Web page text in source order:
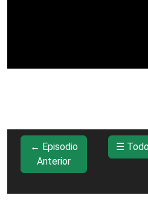
← Episodio
Anterior
☰